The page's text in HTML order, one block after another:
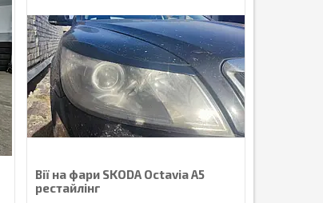
Вії на фари SKODA Octavia А5
рестайлінг